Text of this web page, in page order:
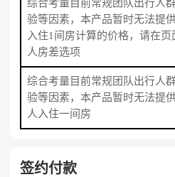
综合考量目前常规团队出行人
验等因素，本产品暂时无法提
入住1间房计算的价格，请在
人房差选项
综合考量目前常规团队出行人
验等因素，本产品暂时无法提
人入住一间房
签约付款